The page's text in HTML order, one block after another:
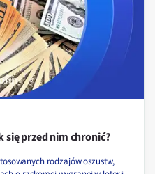
się przed nim chronić?
rodzajów oszustw,